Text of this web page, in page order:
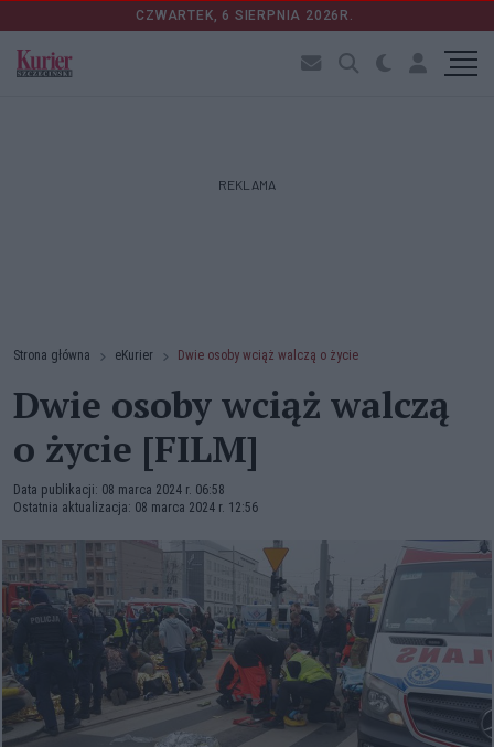
CZWARTEK, 6 SIERPNIA 2026R.
REKLAMA
Strona główna eKurier Dwie osoby wciąż walczą o życie
Dwie osoby wciąż walczą
o życie [FILM]
Data publikacji: 08 marca 2024 r. 06:58
Ostatnia aktualizacja: 08 marca 2024 r. 12:56